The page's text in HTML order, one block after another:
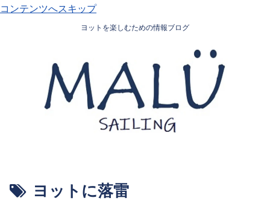
コンテンツへスキップ
ヨットを楽しむための情報ブログ
ヨットに落雷